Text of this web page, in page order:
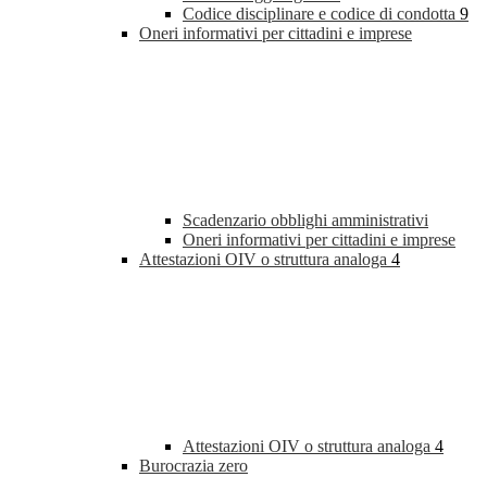
Codice disciplinare e codice di condotta 9
Oneri informativi per cittadini e imprese
Scadenzario obblighi amministrativi
Oneri informativi per cittadini e imprese
Attestazioni OIV o struttura analoga 4
Attestazioni OIV o struttura analoga 4
Burocrazia zero